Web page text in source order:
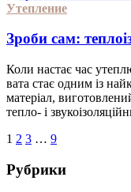
Утепление
Зроби сам:
Коли настає час
вата стає одним із
матеріал,
тепло- і
1 2 3 … 9
Рубрики